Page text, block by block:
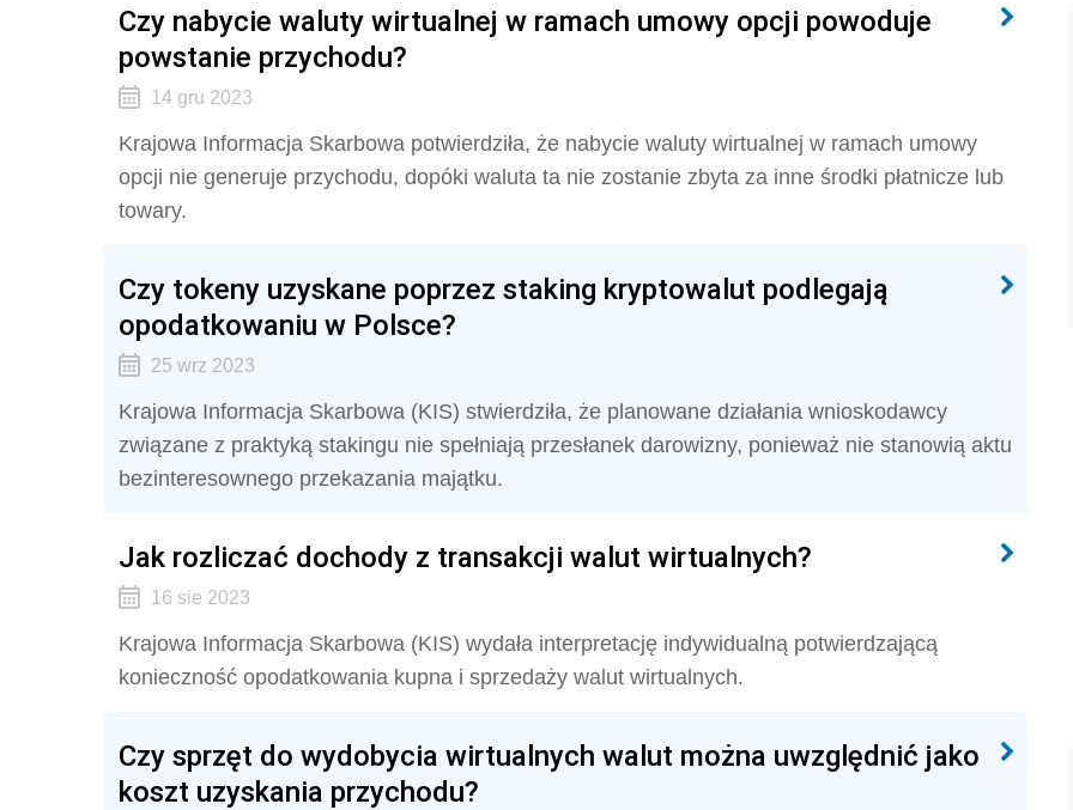
Czy nabycie waluty wirtualnej w ramach umowy opcji powoduje
powstanie przychodu?
14 gru 2023
Krajowa Informacja Skarbowa potwierdziła, że nabycie waluty wirtualnej w ramach umowy
opcji nie generuje przychodu, dopóki waluta ta nie zostanie zbyta za inne środki płatnicze lub
towary.
Czy tokeny uzyskane poprzez staking kryptowalut podlegają
opodatkowaniu w Polsce?
25 wrz 2023
Krajowa Informacja Skarbowa (KIS) stwierdziła, że planowane działania wnioskodawcy
związane z praktyką stakingu nie spełniają przesłanek darowizny, ponieważ nie stanowią aktu
bezinteresownego przekazania majątku.
Jak rozliczać dochody z transakcji walut wirtualnych?
16 sie 2023
Krajowa Informacja Skarbowa (KIS) wydała interpretację indywidualną potwierdzającą
konieczność opodatkowania kupna i sprzedaży walut wirtualnych.
Czy sprzęt do wydobycia wirtualnych walut można uwzględnić jako
koszt uzyskania przychodu?